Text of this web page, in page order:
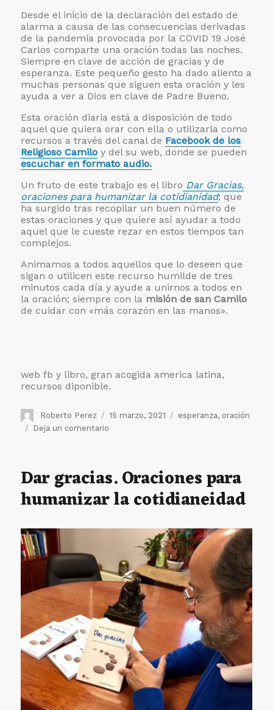
Desde el inicio de la declaración del estado de
alarma a causa de las consecuencias derivadas
de la pandemia provocada por la COVID 19 José
Carlos comparte una oración todas las noches.
Siempre en clave de acción de gracias y de
esperanza. Este pequeño gesto ha dado aliento a
muchas personas que siguen esta oración y les
ayuda a ver a Dios en clave de Padre Bueno.
Esta oración diaria está a disposición de todo
aquel que quiera orar con ella o utilizarla como
recursos a través del canal de Facebook de los
Religioso Camilo y del su web, donde se pueden
escuchar en formato audio.
Un fruto de este trabajo es el libro Dar Gracias,
oraciones para humanizar la cotidianidad; que
ha surgido tras recopilar un buen número de
estas oraciones y que quiere así ayudar a todo
aquel que le cueste rezar en estos tiempos tan
complejos.
Animamos a todos aquellos que lo deseen que
sigan o utilicen este recurso humilde de tres
minutos cada día y ayude a unirnos a todos en
la oración; siempre con la misión de san Camilo
de cuidar con «más corazón en las manos».
web fb y libro, gran acogida america latina,
recursos diponible.
Autor
Roberto Perez
Publicado
15 marzo, 2021 Etiquetas
esperanza, oración
Deja un comentario
la
esperanza
Dar gracias. Oraciones para
humanizar la cotidianeidad